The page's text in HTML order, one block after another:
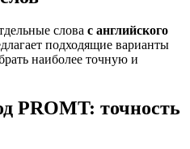
слова с английского
подходящие варианты
наиболее точную и
PROMT: точность